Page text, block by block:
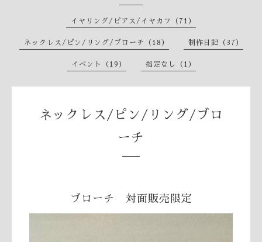
イヤリング/ピアス/イヤカフ（71）
ネックレス/ピン/リング/ブローチ（18） 制作日記（37）
イベント（19） 指定なし（1）
ネックレス/ピン/リング/ブロ
ーチ
ブローチ 対面販売限定